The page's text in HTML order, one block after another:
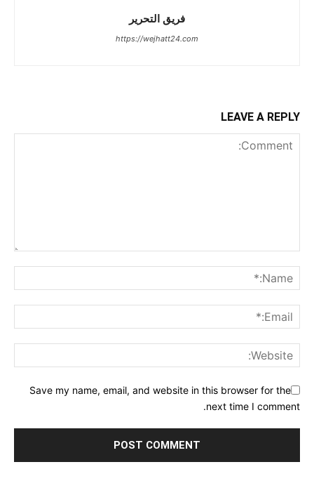
فريق التحرير
https://wejhatt24.com
LEAVE A REPLY
Save my name, email, and website in this browser for the
next time I comment.